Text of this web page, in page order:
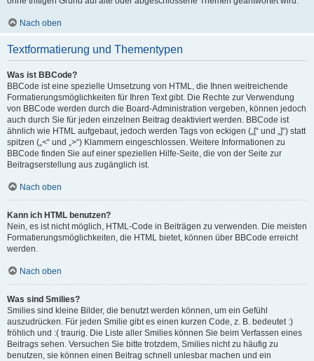
Nach oben
Textformatierung und Thementypen
Was ist BBCode?
BBCode ist eine spezielle Umsetzung von HTML, die Ihnen weitreichende
Formatierungsmöglichkeiten für Ihren Text gibt. Die Rechte zur Verwendung
von BBCode werden durch die Board-Administration vergeben, können jedoch
auch durch Sie für jeden einzelnen Beitrag deaktiviert werden. BBCode ist
ähnlich wie HTML aufgebaut, jedoch werden Tags von eckigen („[“ und „]“) statt
spitzen („<“ und „>“) Klammern eingeschlossen. Weitere Informationen zu
BBCode finden Sie auf einer speziellen Hilfe-Seite, die von der Seite zur
Beitragserstellung aus zugänglich ist.
Nach oben
Kann ich HTML benutzen?
Nein, es ist nicht möglich, HTML-Code in Beiträgen zu verwenden. Die meisten
Formatierungsmöglichkeiten, die HTML bietet, können über BBCode erreicht
werden.
Nach oben
Was sind Smilies?
Smilies sind kleine Bilder, die benutzt werden können, um ein Gefühl
auszudrücken. Für jeden Smilie gibt es einen kurzen Code, z. B. bedeutet :)
fröhlich und :( traurig. Die Liste aller Smilies können Sie beim Verfassen eines
Beitrags sehen. Versuchen Sie bitte trotzdem, Smilies nicht zu häufig zu
benutzen, sie können einen Beitrag schnell unlesbar machen und ein